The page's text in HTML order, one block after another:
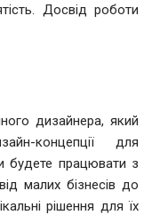
Досвід роботи
дизайнера, який
концепції для
будете працювати з
малих бізнесів до
рішення для їх